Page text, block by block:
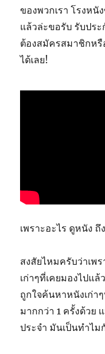
ของพวกเรา โรงห
แล้วล่ะขอรับ รับปร
ต้องสมัครสมาชิกหรื
ได้เลย!
เพราะอะไร ดูหนัง
สงสัยไหมครับว่าเพ
เก่าๆที่เคยมองไปแ
ถูกใจค้นหาหนังเก่า
มากกว่า 1 ครั้งด้วย
ประจำ มันเป็นทำไ